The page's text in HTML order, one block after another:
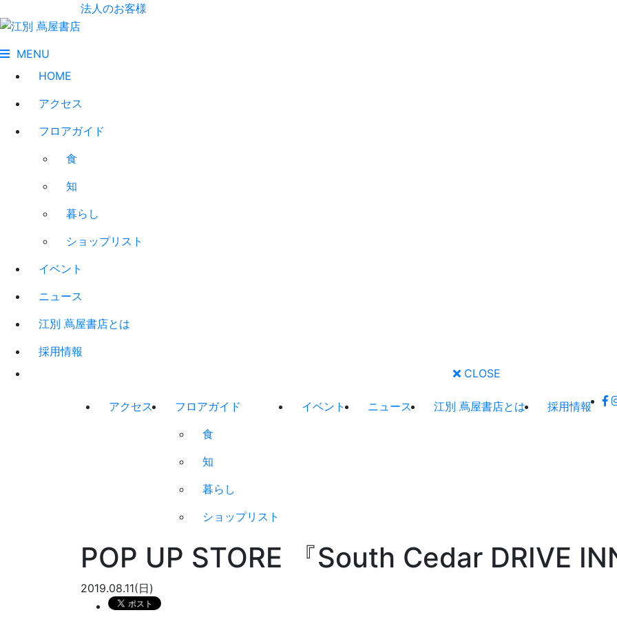
法人のお客様
MENU
HOME
アクセス
フロアガイド
食
知
暮らし
ショップリスト
イベント
ニュース
江別 蔦屋書店とは
採用情報
CLOSE
アクセス
フロアガイド
食
知
暮らし
ショップリスト
イベント ニュース 江別 蔦屋書店とは 採用情報
POP UP STORE 『South Cedar DRIVE
2019.08.11(日)